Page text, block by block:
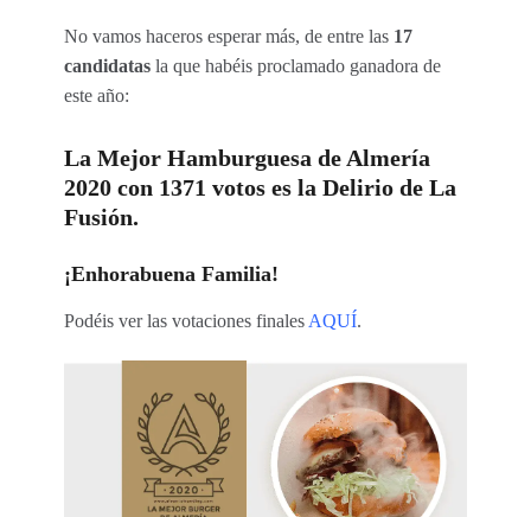
No vamos haceros esperar más, de entre las 17
candidatas la que habéis proclamado ganadora de
este año:
La Mejor Hamburguesa de Almería
2020 con 1371 votos es la Delirio de La
Fusión.
¡Enhorabuena Familia!
Podéis ver las votaciones finalesAQUÍ.